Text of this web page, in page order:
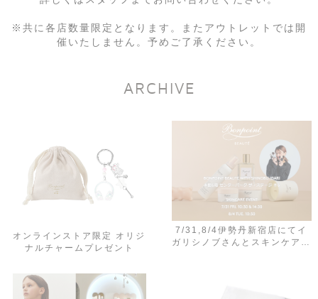
※共に各店数量限定となります。またアウトレットでは開
催いたしません。予めご了承ください。
ARCHIVE
オンラインストア限定 オリジ
ナルチャームプレゼント
7/31,8/4伊勢丹新宿店にてイ
ガリシノブさんとスキンケアイ